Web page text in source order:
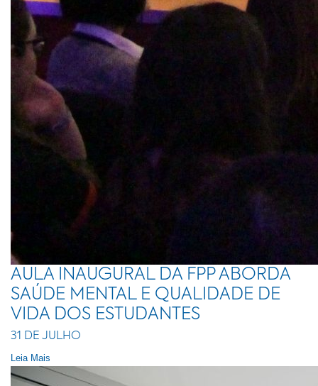
AULA INAUGURAL DA FPP ABORDA
SAÚDE MENTAL E QUALIDADE DE
VIDA DOS ESTUDANTES
31 DE JULHO
Leia Mais